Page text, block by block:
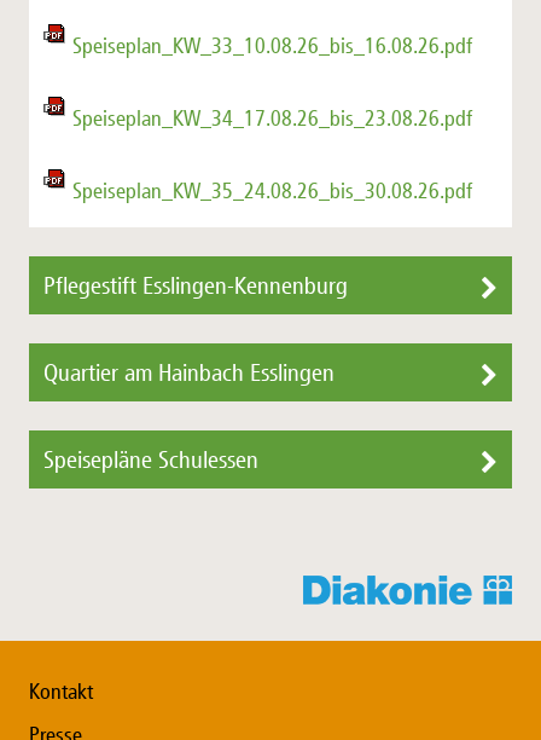
Speiseplan_KW_33_10.08.26_bis_16.08.26.pdf
Speiseplan_KW_34_17.08.26_bis_23.08.26.pdf
Speiseplan_KW_35_24.08.26_bis_30.08.26.pdf
Pflegestift Esslingen-Kennenburg
Quartier am Hainbach Esslingen
Speisepläne Schulessen
Kontakt